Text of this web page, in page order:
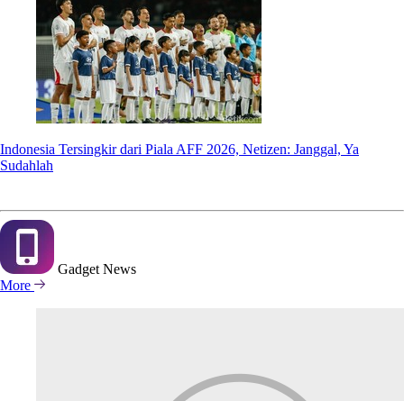
Indonesia Tersingkir dari Piala AFF 2026, Netizen: Janggal, Ya
Sudahlah
Gadget News
More